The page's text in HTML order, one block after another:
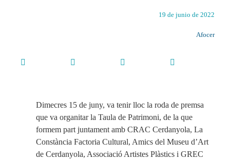
19 de junio de 2022
Afocer
Dimecres 15 de juny, va tenir lloc la roda de premsa
que va organitar la Taula de Patrimoni, de la que
formem part juntament amb CRAC Cerdanyola, La
Constància Factoria Cultural, Amics del Museu d’Art
de Cerdanyola, Associació Artistes Plàstics i GREC